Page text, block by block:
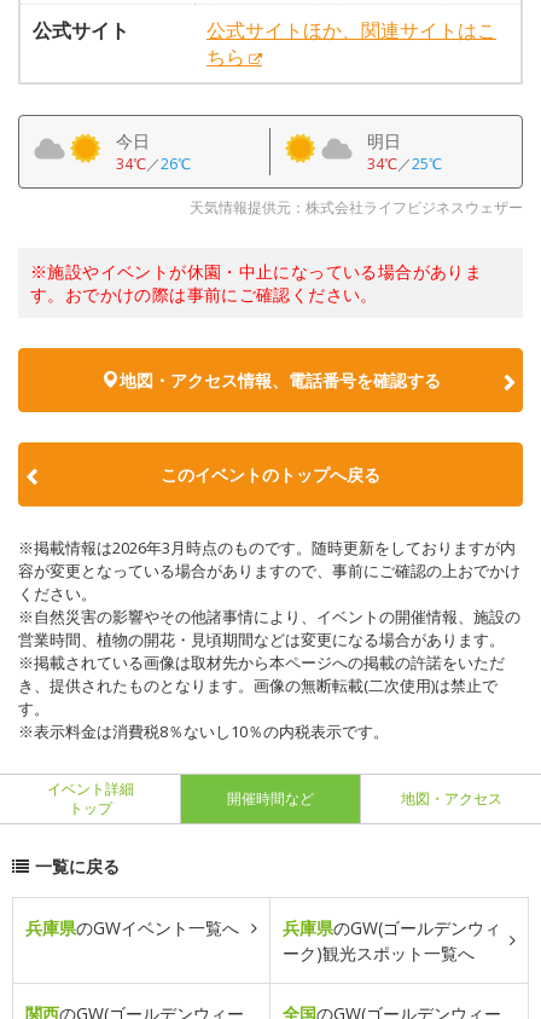
公式サイト
公式サイトほか、関連サイトはこ
ちら
今日
34℃／26℃
明日
34℃／25℃
天気情報提供元：株式会社ライフビジネスウェザー
※施設やイベントが休園・中止になっている場合がありま
す。おでかけの際は事前にご確認ください。
地図・アクセス情報、電話番号を確認する
このイベントのトップへ戻る
※掲載情報は2026年3月時点のものです。随時更新をしておりますが内
容が変更となっている場合がありますので、事前にご確認の上おでかけ
ください。
※自然災害の影響やその他諸事情により、イベントの開催情報、施設の
営業時間、植物の開花・見頃期間などは変更になる場合があります。
※掲載されている画像は取材先から本ページへの掲載の許諾をいただ
き、提供されたものとなります。画像の無断転載(二次使用)は禁止で
す。
※表示料金は消費税8％ないし10％の内税表示です。
イベント詳細
トップ
開催時間など 地図・アクセス
一覧に戻る
兵庫県のGWイベント一覧へ 兵庫県のGW(ゴールデンウィ
ーク)観光スポット一覧へ
関西のGW(ゴールデンウィー
全国のGW(ゴールデンウィー